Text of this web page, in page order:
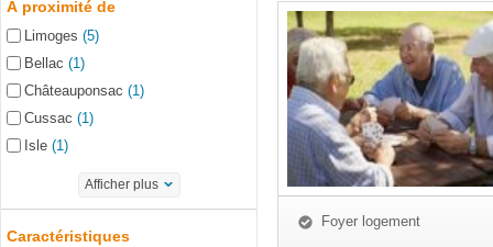
À proximité de
Limoges (5)
Bellac (1)
Châteauponsac (1)
Cussac (1)
Isle (1)
Afficher plus
Caractéristiques
Foyer logement